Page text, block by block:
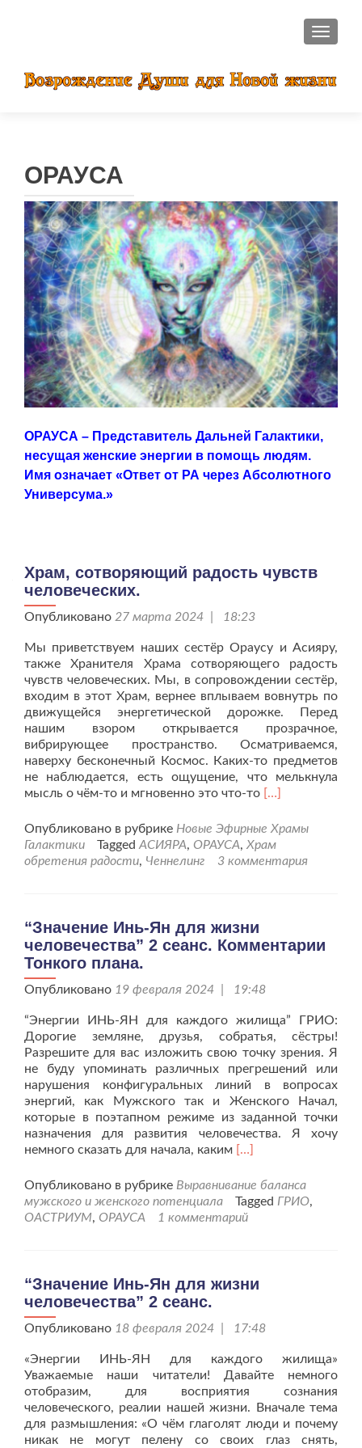
ОРАУСА
ОРАУСА – Представитель Дальней Галактики,
несущая женские энергии в помощь людям.
Имя означает «Ответ от РА через Абсолютного
Универсума.»
Храм, сотворяющий радость чувств
человеческих.
Опубликовано 27 марта 2024 | 18:23
Мы приветствуем наших сестёр Ораусу и Асияру,
также Хранителя Храма сотворяющего радость
чувств человеческих. Мы, в сопровождении сестёр,
входим в этот Храм, вернее вплываем вовнутрь по
движущейся энергетической дорожке. Перед
нашим взором открывается прозрачное,
вибрирующее пространство. Осматриваемся,
наверху бесконечный Космос. Каких-то предметов
не наблюдается, есть ощущение, что мелькнула
мысль о чём-то и мгновенно это что-то Читать
проХрам,
сотворяющий
радость
[…]
Опубликовано в рубрике Новые Эфирные Храмы
Галактики
Tagged АСИЯРА, ОРАУСА, Храм
обретения радости, Ченнелинг 3 комментария
“Значение Инь-Ян для жизни
человечества” 2 сеанс. Комментарии
Тонкого плана.
Опубликовано 19 февраля 2024 | 19:48
“Энергии ИНЬ-ЯН для каждого жилища” ГРИО:
Дорогие земляне, друзья, собратья, сёстры!
Разрешите для вас изложить свою точку зрения. Я
не буду упоминать различных прегрешений или
нарушения конфигуральных линий в вопросах
энергий, как Мужского так и Женского Начал,
которые в поэтапном режиме из заданной точки
назначения для развития человечества. Я хочу
немного сказать для начала, каким Читать
про“Значение
Инь-
Ян
2
Тонкого
[…]
Опубликовано в рубрике Выравнивание баланса
мужского и женского потенциала
Tagged ГРИО,
ОАСТРИУМ, ОРАУСА 1 комментарий
“Значение Инь-Ян для жизни
человечества” 2 сеанс.
Опубликовано 18 февраля 2024 | 17:48
«Энергии ИНЬ-ЯН для каждого жилища»
Уважаемые наши читатели! Давайте немного
отобразим, для восприятия сознания
человеческого, реалии нашей жизни. Вначале тема
для размышления: «О чём глаголят люди и почему
никак не могут пелену со своих глаз снять,